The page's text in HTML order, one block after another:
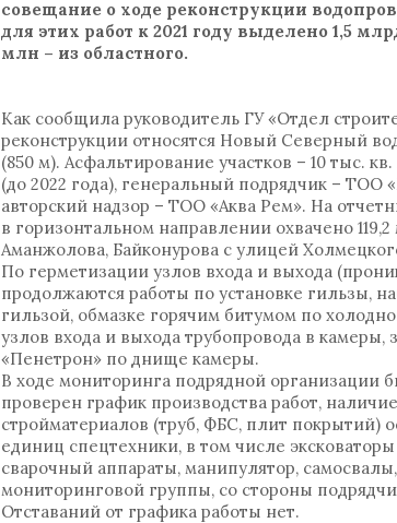
совещание о ходе реконструкции
для этих работ к 2021 году выделено 1,5
млн – из областного.
Как сообщила руководитель ГУ «Отдел
реконструкции относятся Новый Северный
(850 м). Асфальтирование участков – 10 тыс.
(до 2022 года), генеральный подрядчик – ТОО
авторский надзор – ТОО «Аква Рем». На
в горизонтальном направлении охвачено
Аманжолова, Байконурова с улицей
По герметизации узлов входа и выхода
продолжаются работы по установке гильзы,
гильзой, обмазке горячим битумом по
узлов входа и выхода трубопровода в
«Пенетрон» по днище камеры.
В ходе мониторинга подрядной организации
проверен график производства работ,
стройматериалов (труб, ФБС, плит покрытий)
единиц спецтехники, в том числе
сварочный аппараты, манипулятор,
мониторинговой группы, со стороны
Отставаний от графика работы нет.